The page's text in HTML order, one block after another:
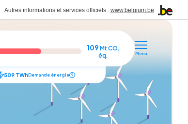
Autres informations et services officiels : www.belgium.be
109 Mt CO₂
éq.
509 TWhDemande énergie
Menu